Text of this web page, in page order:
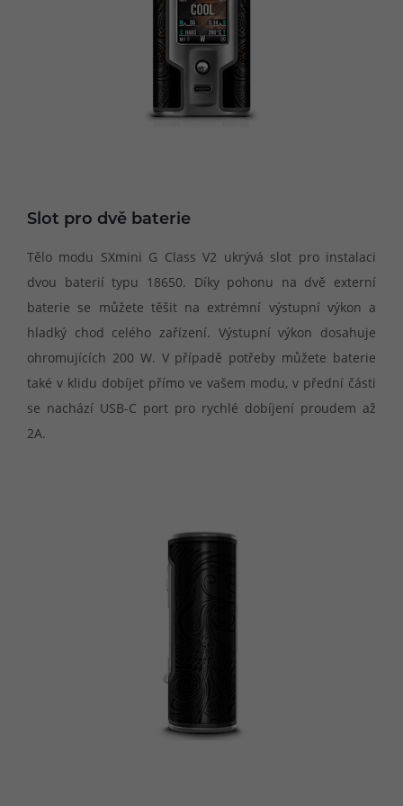
Slot pro dvě baterie
Tělo modu SXmini G Class V2 ukrývá slot pro instalaci
dvou baterií typu 18650. Díky pohonu na dvě externí
baterie se můžete těšit na extrémní výstupní výkon a
hladký chod celého zařízení. Výstupní výkon dosahuje
ohromujících 200 W. V případě potřeby můžete baterie
také v klidu dobíjet přímo ve vašem modu, v přední části
se nachází USB-C port pro rychlé dobíjení proudem až
2A.